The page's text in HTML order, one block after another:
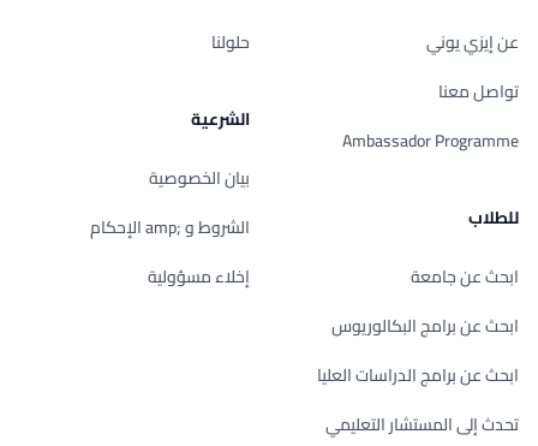
عن إيزي يوني
تواصل معنا
Ambassador Programme
للطلاب
ابحث عن جامعة
ابحث عن برامج البكالوريوس
ابحث عن برامج الدراسات العليا
تحدث إلى المستشار التعليمي
حلولنا
الشرعية
بيان الخصوصية
الشروط و ;amp الإحكام
إخلاء مسؤولية